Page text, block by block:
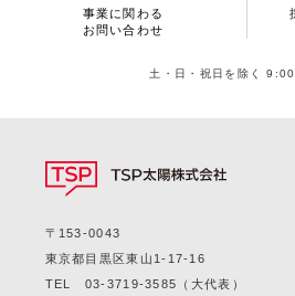
事業に関わる
お問い合わせ
土・日・祝日を除く
〒153-0043
東京都目黒区東山1-17-16
TEL 03-3719-3585
（大代表）